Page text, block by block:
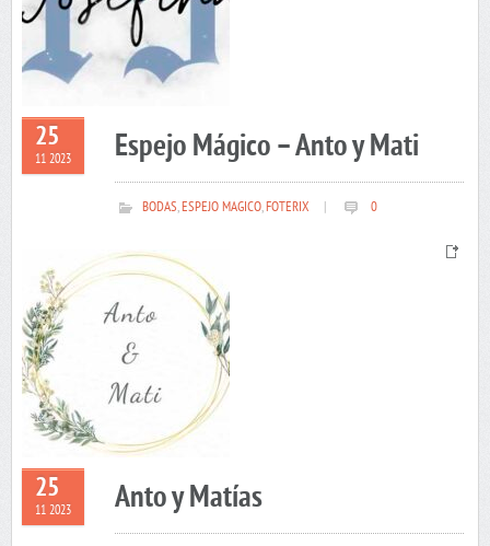
25
11 2023 Espejo Mágico – Anto y Mati
BODAS,ESPEJO MAGICO,FOTERIX 0
25
11 2023 Anto y Matías